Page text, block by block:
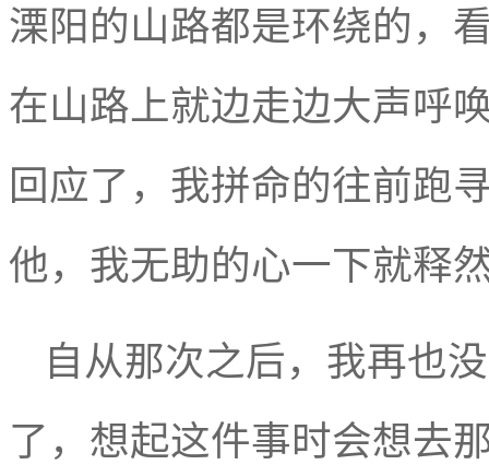
溧阳的山路都是环绕的，
在山路上就边走边大声呼
回应了，我拼命的往前跑
他，我无助的心一下就释
自从那次之后，我再也
了，想起这件事时会想去